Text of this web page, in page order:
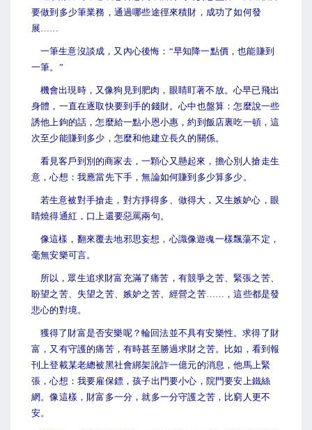
要做到多少筆業務，通過哪些途徑來積財，成功了如何發
展……
一筆生意沒談成，又內心後悔：“早知降一點價，也能賺到
一筆。”
機會出現時，又像狗見到肥肉，眼睛盯著不放。心早已飛出
身體，一直在逐取快要到手的錢財。心中也盤算：怎麼說一些
誘他上鉤的話，怎麼給一點小恩小惠，約到飯店裏吃一頓，這
次至少能賺到多少，怎麼和他建立長久的關係。
看見客戶到別的商家去，一顆心又懸起來，擔心別人搶走生
意，心想：我應當先下手，無論如何賺到多少算多少。
若生意被對手搶走，對方掙得多、做得大，又生嫉妒心，眼
睛燒得通紅，口上還要惡罵兩句。
像這樣，翻來覆去地邪思妄想，心識像遊魂一樣飄蕩不定，
毫無安樂可言。
所以，眾生追求財富充滿了痛苦，有競爭之苦、緊張之苦、
盼望之苦、失望之苦、嫉妒之苦、經營之苦……，這些都是發
悲心的對境。
獲得了財富是否安樂呢？輪回法並不具有安樂性。求得了財
富，又有守護的痛苦，有時甚至勝過求財之苦。比如，看到報
刊上登載某老總被黑社會綁架訛詐一億元的消息，他馬上緊
張，心想：我要雇保鏢，孩子出門要小心，院門要安上鐵絲
網。像這樣，財富多一分，就多一分守護之苦，比窮人更不
安。